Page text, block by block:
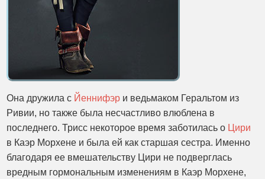
Она дружила с Йеннифэр и ведьмаком Геральтом из
Ривии, но также была несчастливо влюблена в
последнего. Трисс некоторое время заботилась о Цири
в Каэр Морхене и была ей как старшая сестра. Именно
благодаря ее вмешательству Цири не подверглась
вредным гормональным изменениям в Каэр Морхене,